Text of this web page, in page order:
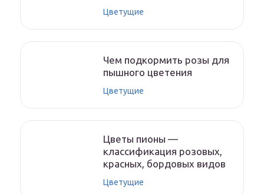
Цветущие
Чем подкормить розы для
пышного цветения
Цветущие
Цветы пионы —
классификация розовых,
красных, бордовых видов
Цветущие